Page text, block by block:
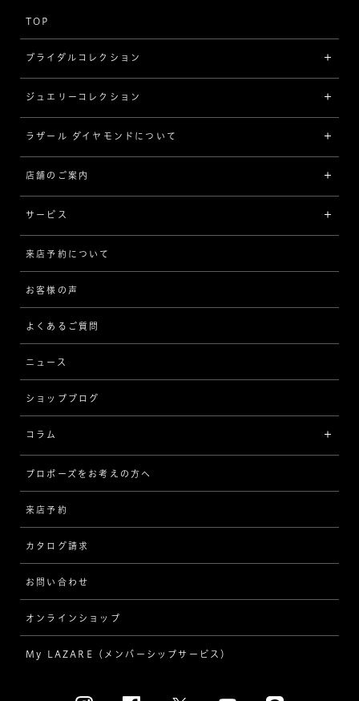
TOP
ブライダルコレクション
婚約指輪（エンゲージリング）
[素材から選ぶ]
プラチナ
イエローゴールド
コンビネーション
[フォルムから選ぶ]
ストレート
ウェーブ
V字
[セッテイングから選ぶ]
ソリテール
ワンサイドメレ
ダブルサイドメレ
ラインメレ
人気の婚約指輪
結婚指輪（マリッジリング）
ジュエリーコレクション
ジュエリーコレクショントップ
ジュエリー一覧
リング
ネックレス/ペンダント
ピアス/イヤリング
ブレスレット
ラザール ダイヤモンドについて
ラザール ダイヤモンドについて
品質
歴史
企業の取り組み
店舗のご案内
サービス
サービスについて
アフターサービス
MESSAGE IN DIAMOND
品質保証
ブライダルアイテム
来店予約について
お客様の声
よくあるご質問
ニュース
ショップブログ
コラム
インタビュー
指輪
ダイヤモンド
プロポーズ
結婚式
プロポーズをお考えの方へ
来店予約
カタログ請求
お問い合わせ
オンラインショップ
My LAZARE（メンバーシップサービス）